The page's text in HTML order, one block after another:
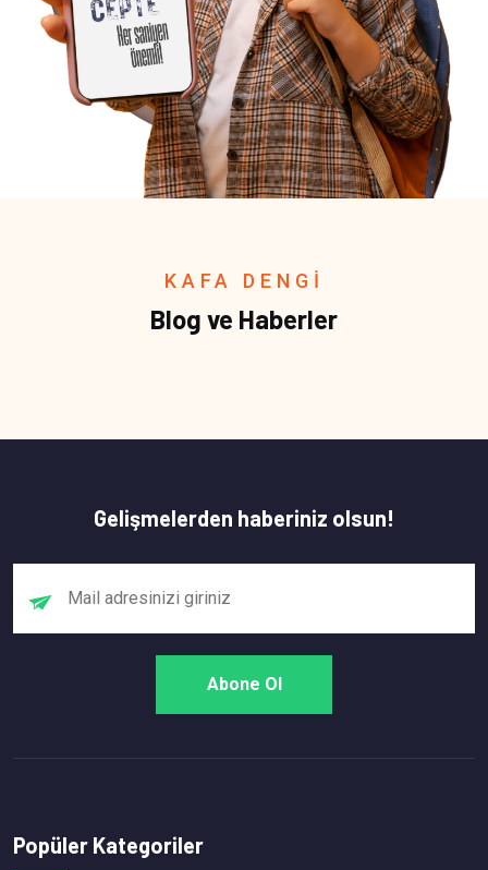
KAFA DENGİ
Blog ve Haberler
Gelişmelerden haberiniz olsun!
Popüler Kategoriler